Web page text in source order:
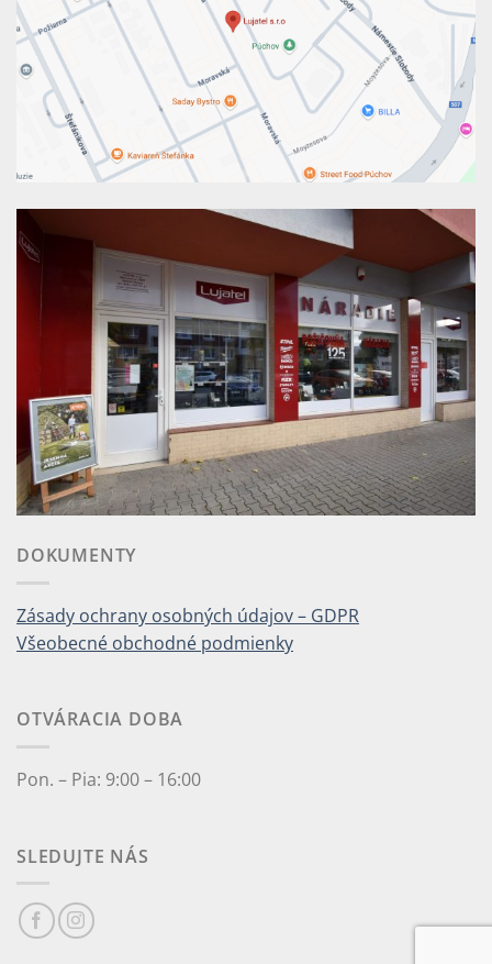
DOKUMENTY
Zásady ochrany osobných údajov – GDPR
Všeobecné obchodné podmienky
OTVÁRACIA DOBA
Pon. – Pia: 9:00 – 16:00
SLEDUJTE NÁS